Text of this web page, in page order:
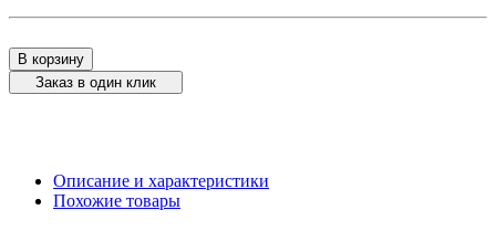
В корзину
Заказ в один клик
Описание и характеристики
Похожие товары